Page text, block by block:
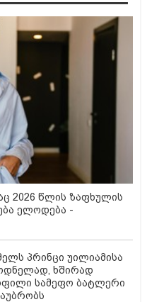
2026 წლის ზაფხულის
ელოდება -
პრინცი უილიამისა
ხშირად
სამეფო ბატლერი